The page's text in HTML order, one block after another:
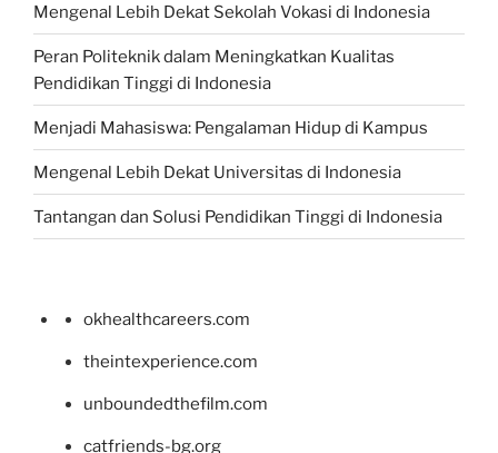
Mengenal Lebih Dekat Sekolah Vokasi di Indonesia
Peran Politeknik dalam Meningkatkan Kualitas
Pendidikan Tinggi di Indonesia
Menjadi Mahasiswa: Pengalaman Hidup di Kampus
Mengenal Lebih Dekat Universitas di Indonesia
Tantangan dan Solusi Pendidikan Tinggi di Indonesia
okhealthcareers.com
theintexperience.com
unboundedthefilm.com
catfriends-bg.org